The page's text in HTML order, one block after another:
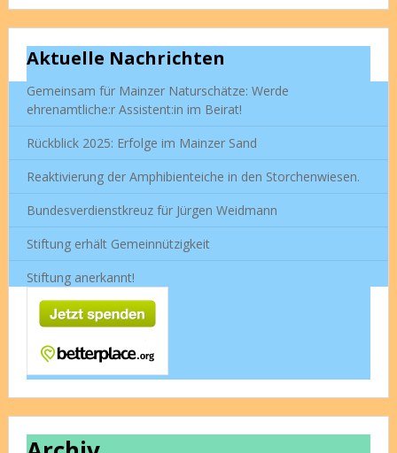
Aktuelle Nachrichten
Gemeinsam für Mainzer Naturschätze: Werde
ehrenamtliche:r Assistent:in im Beirat!
Rückblick 2025: Erfolge im Mainzer Sand
Reaktivierung der Amphibienteiche in den Storchenwiesen.
Bundesverdienstkreuz für Jürgen Weidmann
Stiftung erhält Gemeinnützigkeit
Stiftung anerkannt!